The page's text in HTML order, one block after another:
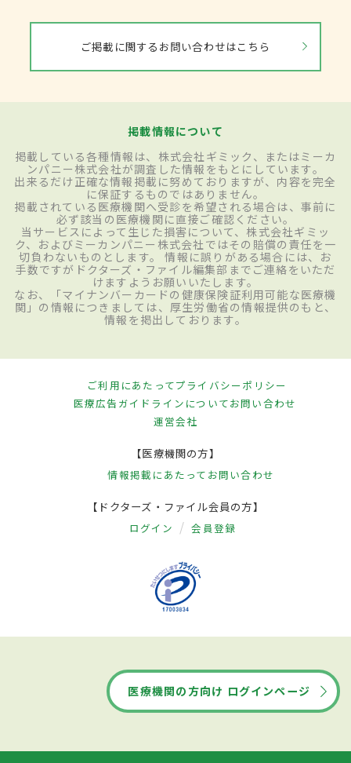
ご掲載に関するお問い合わせはこちら
掲載情報について
掲載している各種情報は、株式会社ギミック、またはミーカ
ンパニー株式会社が調査した情報をもとにしています。
出来るだけ正確な情報掲載に努めておりますが、内容を完全
に保証するものではありません。
掲載されている医療機関へ受診を希望される場合は、事前に
必ず該当の医療機関に直接ご確認ください。
当サービスによって生じた損害について、株式会社ギミッ
ク、およびミーカンパニー株式会社ではその賠償の責任を一
切負わないものとします。 情報に誤りがある場合には、お
手数ですがドクターズ・ファイル編集部までご連絡をいただ
けますようお願いいたします。
なお、「マイナンバーカードの健康保険証利用可能な医療機
関」の情報につきましては、厚生労働省の情報提供のもと、
情報を掲出しております。
ご利用にあたってプライバシーポリシー
医療広告ガイドラインについてお問い合わせ
運営会社
【医療機関の方】
情報掲載にあたって お問い合わせ
【ドクターズ・ファイル会員の方】
ログイン 会員登録
医療機関の方向け ログインページ